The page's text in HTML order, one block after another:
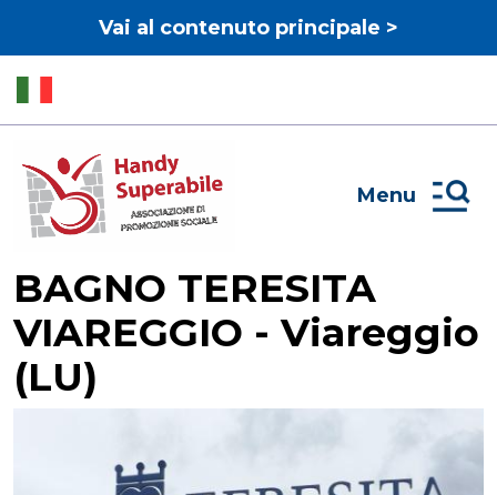
Vai al contenuto principale >
Menu
BAGNO TERESITA
VIAREGGIO - Viareggio
(LU)